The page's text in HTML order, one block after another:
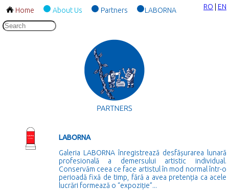
Home About Us Partners LABORNA RO EN
LABORNA
Galeria LABORNA înregistrează desfășurarea lunară
profesională a demersului artistic individual.
Conservăm ceea ce face artistul în mod normal într-o
perioadă fixă de timp, fără a avea pretenția ca acele
lucrări formează o “expoziție”...